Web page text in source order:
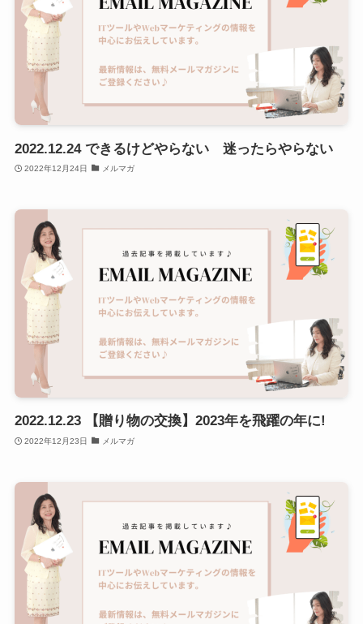
2022.12.24 できるけどやらない 迷ったらやらない
2022年12月24日 メルマガ
2022.12.23 【贈り物の交換】2023年を飛躍の年に!
2022年12月23日 メルマガ